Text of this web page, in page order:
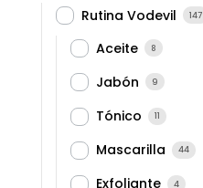
Rutina Vodevil 147
Aceite 8
Jabón 9
Tónico 11
Mascarilla 44
Exfoliante 4